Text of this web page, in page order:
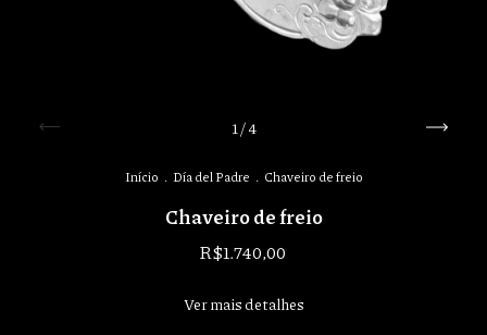
1/4
Início . Día del Padre . Chaveiro de freio
Chaveiro de freio
R$1.740,00
Ver mais detalhes